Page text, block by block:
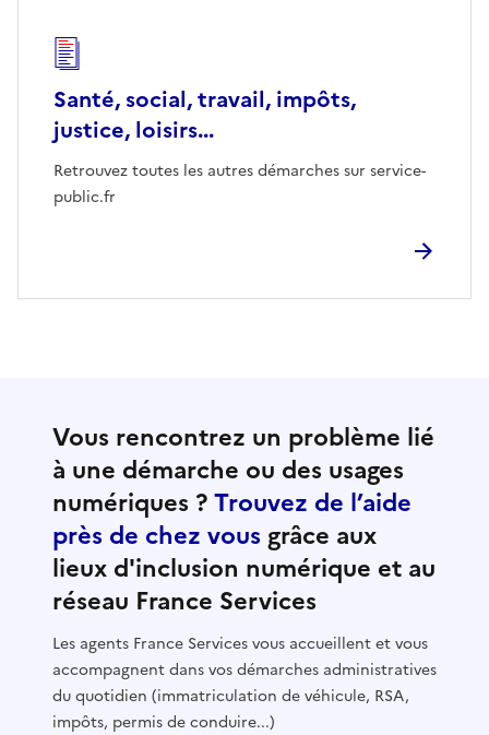
Santé, social, travail, impôts,
justice, loisirs...
Retrouvez toutes les autres démarches sur service-
public.fr
Vous rencontrez un problème lié
à une démarche ou des usages
numériques ?Trouvez de l’aide
près de chez vous grâce aux
lieux d'inclusion numérique et au
réseau France Services
Les agents France Services vous accueillent et vous
accompagnent dans vos démarches administratives
du quotidien (immatriculation de véhicule, RSA,
impôts, permis de conduire...)